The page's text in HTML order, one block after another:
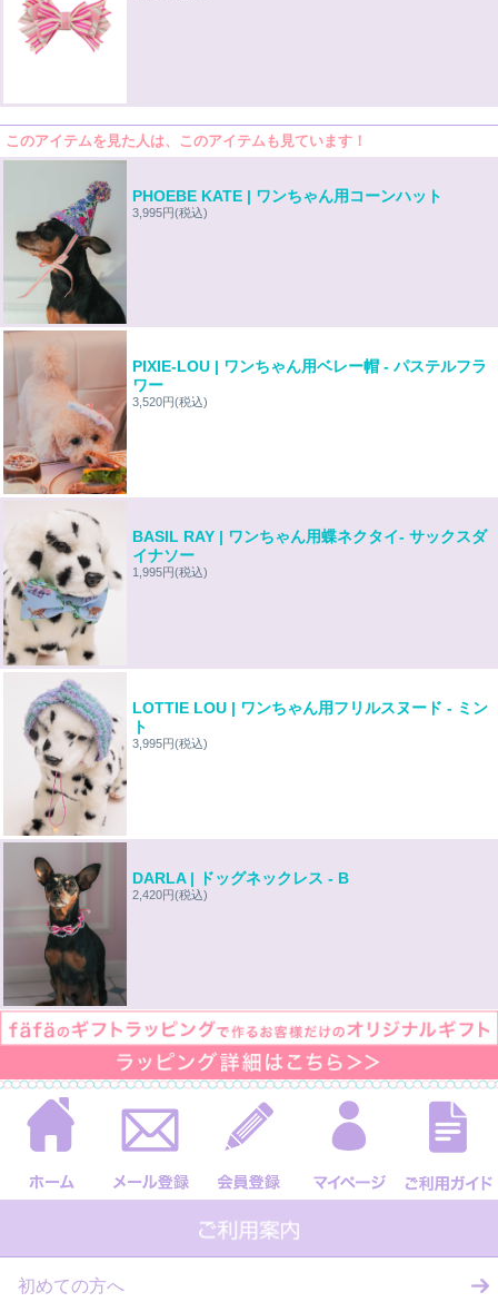
このアイテムを見た人は、このアイテムも見ています！
PHOEBE KATE | ワンちゃん用コーンハット
3,995円(税込)
PIXIE-LOU | ワンちゃん用ベレー帽 - パステルフラ
ワー
3,520円(税込)
BASIL RAY | ワンちゃん用蝶ネクタイ- サックスダ
イナソー
1,995円(税込)
LOTTIE LOU | ワンちゃん用フリルスヌード - ミン
ト
3,995円(税込)
DARLA | ドッグネックレス - B
2,420円(税込)
初めての方へ